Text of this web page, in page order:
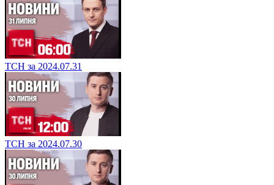
ТСН за 2024.07.31
ТСН за 2024.07.30